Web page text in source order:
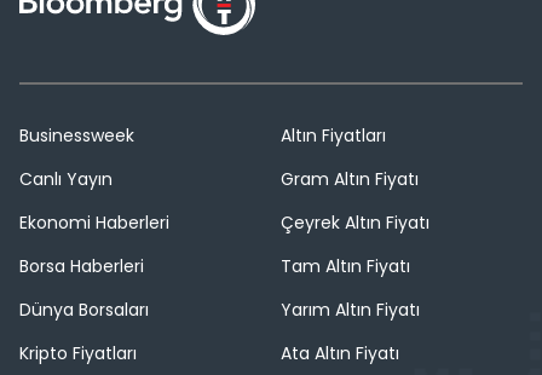
Businessweek
Canlı Yayın
Ekonomi Haberleri
Borsa Haberleri
Dünya Borsaları
Kripto Fiyatları
Altın Fiyatları
Gram Altın Fiyatı
Çeyrek Altın Fiyatı
Tam Altın Fiyatı
Yarım Altın Fiyatı
Ata Altın Fiyatı